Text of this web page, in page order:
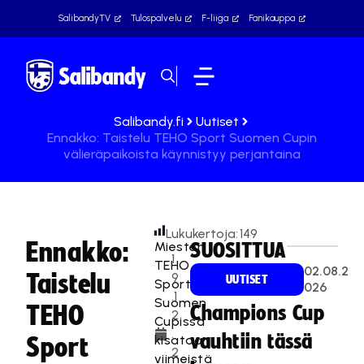
SalibandyTV Tulospalvelu F-liiga Fanikauppa
Salibandy.fi
Uutiset
Ennakko: Taistelu TEHO Sport Suomen Cupin
välieräpaikoista käynnistyy perjantaina
Ennakko:
Taistelu
TEHO
Sport
1
9
.1
2
.
2
Lukukertoja:149
Miesten
TEHO
Sport
Suomen
Cupissa
kisataan
viimeistä
SUOSITTUA
UUTISET
02.08.2
026
Champions Cup
vauhtiin tässä